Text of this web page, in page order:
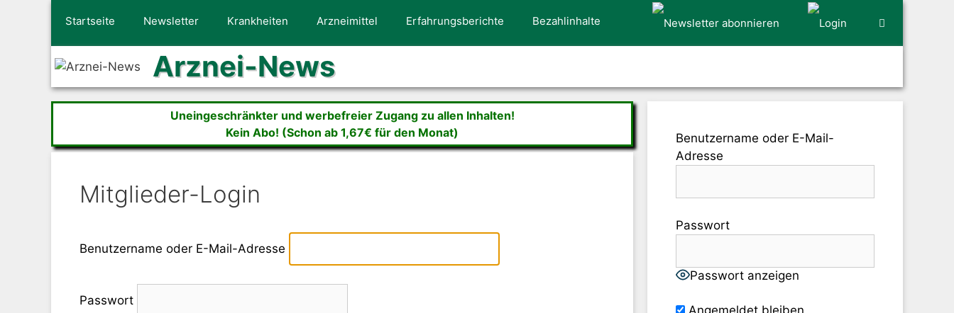
Startseite Newsletter Krankheiten Arzneimittel Erfahrungsberichte Bezahlinhalte
Arznei-News
Uneingeschränkter und werbefreier Zugang zu allen Inhalten!
Kein Abo! (Schon ab 1,67€ für den Monat)
Mitglieder-Login
Benutzername oder E-Mail-Adresse
Passwort
Benutzername oder E-Mail-
Adresse
Passwort
Passwort anzeigen
Angemeldet bleiben